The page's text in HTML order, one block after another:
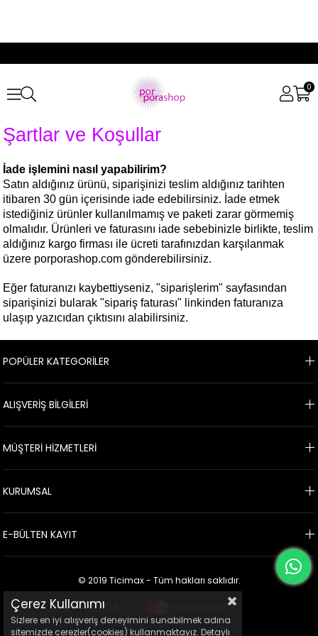
0
Şartlar ve Koşullar
İade işlemini nasıl yapabilirim?
Satın aldığınız ürünü, siparişinizi teslim aldığınız tarihten
itibaren 30 gün içerisinde iade edebilirsiniz. İade etmek
istediğiniz ürünler kullanılmamış ve paketi zarar görmemiş
olmalıdır. Ürünleri ve faturasını iade sebebinizle birlikte, teslim
aldığınız kargo firması ile ücreti tarafınızdan karşılanmak
üzere porporashop.com gönderebilirsiniz.
Eğer faturanızı kaybettiyseniz, "siparişlerim" sayfasından
siparişinizi bularak "sipariş faturası" linkinden faturanıza
ulaşıp yazıcıdan çıktısını alabilirsiniz.
POPÜLER KATEGORİLER
ALIŞVERİŞ BİLGİLERİ
MÜŞTERİ HİZMETLERİ
KURUMSAL
E-BÜLTEN KAYIT
© 2019 Ticimax - Tüm hakları saklıdır.
Çerez Kullanımı
Sizlere en iyi alışveriş deneyimini sunabilmek adına
sitemizde çerezler(cookies) kullanmaktayız. Detaylı